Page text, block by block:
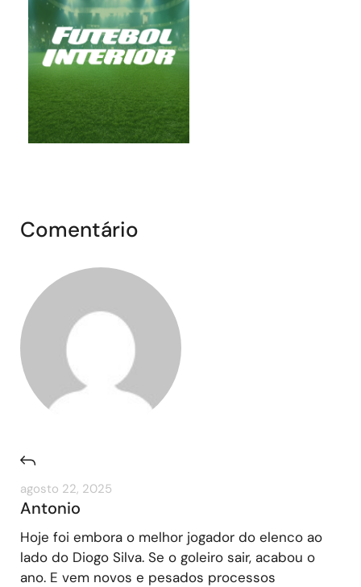
Comentário
agosto 22, 2025
Antonio
Hoje foi embora o melhor jogador do elenco ao
lado do Diogo Silva. Se o goleiro sair, acabou o
ano. E vem novos e pesados processos